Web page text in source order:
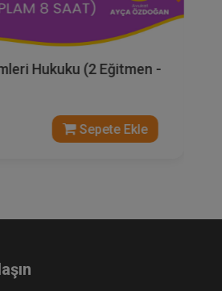
Hukuku (2 Eğitmen -
Sepete Ekle